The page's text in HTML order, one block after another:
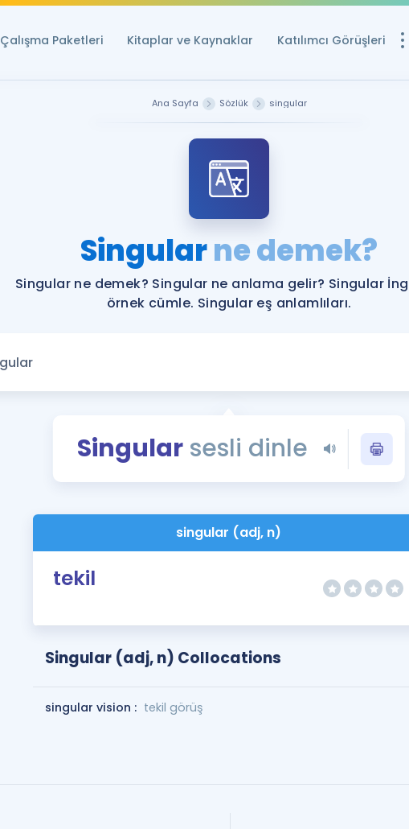
Çalışma Paketleri Kitaplar ve Kaynaklar Katılımcı Görüşleri
YDS ve YÖKDİL
Rehberlik Aracı
YDS ve YÖKDİL'e
Tüm ÖSYM
YDS - YÖKDİL
İngilizce Gramer
Ana Sayfa Sözlük singular
Singularne demek?
Singular ne demek? Singular ne anlama gelir? Singular
örnek cümle. Singular eş anlamlıları.
Singularsesli dinle
singular (adj, n)
tekil
Singular (adj, n) Collocations
singular vision : tekil görüş